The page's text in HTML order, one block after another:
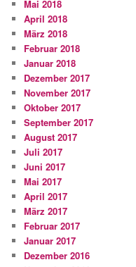
Mai 2018
April 2018
März 2018
Februar 2018
Januar 2018
Dezember 2017
November 2017
Oktober 2017
September 2017
August 2017
Juli 2017
Juni 2017
Mai 2017
April 2017
März 2017
Februar 2017
Januar 2017
Dezember 2016